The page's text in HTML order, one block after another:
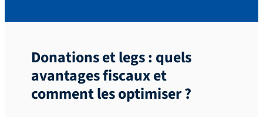
Donations et legs : quels
avantages fiscaux et
comment les optimiser ?